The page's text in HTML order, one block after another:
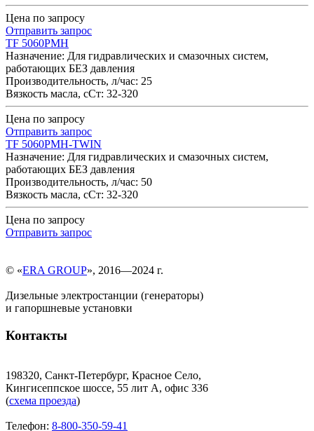
Цена по запросу
Отправить запрос
TF 5060PMH
Назначение: Для гидравлических и смазочных систем,
работающих БЕЗ давления
Производительность, л/час: 25
Вязкость масла, cСт: 32-320
Цена по запросу
Отправить запрос
TF 5060PMH-TWIN
Назначение: Для гидравлических и смазочных систем,
работающих БЕЗ давления
Производительность, л/час: 50
Вязкость масла, cСт: 32-320
Цена по запросу
Отправить запрос
© «ERA GROUP», 2016—2024 г.
Дизельные электростанции (генераторы)
и гапоршневые установки
Контакты
198320, Санкт-Петербург, Красное Село,
Кингисеппское шоссе, 55 лит А, офис 336
(схема проезда)
Телефон: 8-800-350-59-41